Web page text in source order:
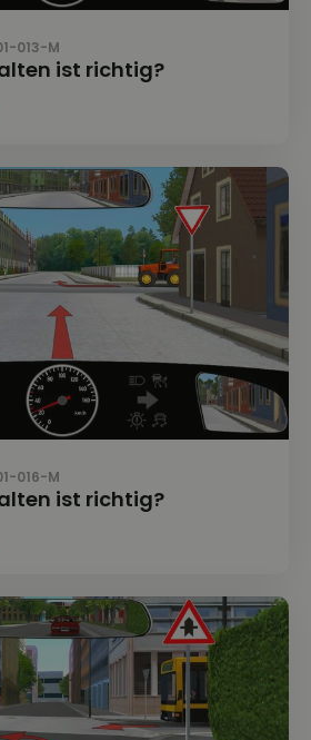
013-M
ist richtig?
016-M
ist richtig?